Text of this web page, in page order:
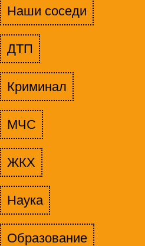
Наши соседи
ДТП
Криминал
МЧС
ЖКХ
Наука
Образование